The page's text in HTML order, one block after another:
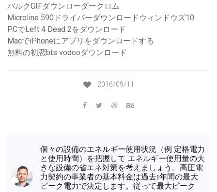
バルクGIFダウンローダークロム
Microline 590ドライバーダウンロードウィンドウズ10
PCでLeft 4 Dead 2をダウンロード
MacでiPhoneにアプリをダウンロードする
無料の初恋bts vodeoダウンロード
2016/09/11
個々の設備のエネルギー使用状況（例 定格電力
と使用時間）を把握して エネルギー使用量の大
きな設備の省エネ対策を考えましょう。高圧電
力契約の事業者の基本料金は過去1年間の最大
ピーク電力で決定します。従って最大ピーク